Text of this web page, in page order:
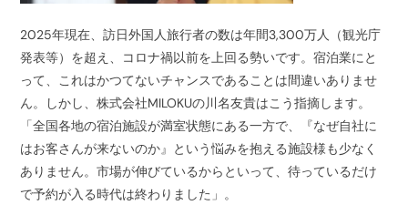
2025年現在、訪日外国人旅行者の数は年間3,300万人（観光庁
発表等）を超え、コロナ禍以前を上回る勢いです。宿泊業にと
って、これはかつてないチャンスであることは間違いありませ
ん。しかし、株式会社MILOKUの川名友貴はこう指摘します。
「全国各地の宿泊施設が満室状態にある一方で、『なぜ自社に
はお客さんが来ないのか』という悩みを抱える施設様も少なく
ありません。市場が伸びているからといって、待っているだけ
で予約が入る時代は終わりました」。